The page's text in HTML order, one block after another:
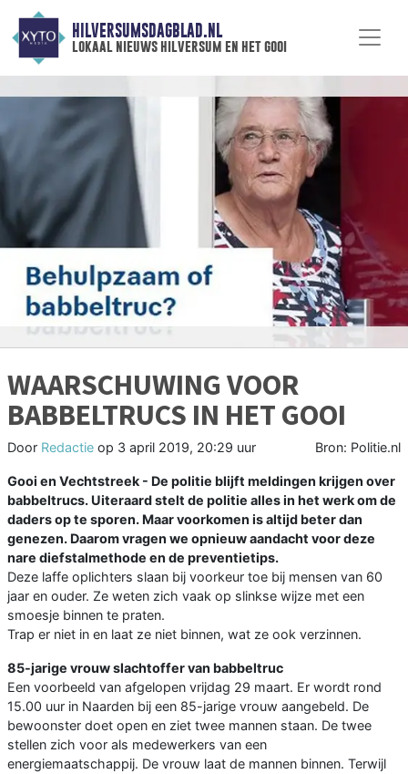
HILVERSUMSDAGBLAD.NL
lokaal nieuws hilversum en het gooi
WAARSCHUWING VOOR
BABBELTRUCS IN HET GOOI
Door Redactie op 3 april 2019, 20:29 uur Bron: Politie.nl
Gooi en Vechtstreek - De politie blijft meldingen krijgen over
babbeltrucs. Uiteraard stelt de politie alles in het werk om de
daders op te sporen. Maar voorkomen is altijd beter dan
genezen. Daarom vragen we opnieuw aandacht voor deze
nare diefstalmethode en de preventietips.
Deze laffe oplichters slaan bij voorkeur toe bij mensen van 60
jaar en ouder. Ze weten zich vaak op slinkse wijze met een
smoesje binnen te praten.
Trap er niet in en laat ze niet binnen, wat ze ook verzinnen.
85-jarige vrouw slachtoffer van babbeltruc
Een voorbeeld van afgelopen vrijdag 29 maart. Er wordt rond
15.00 uur in Naarden bij een 85-jarige vrouw aangebeld. De
bewoonster doet open en ziet twee mannen staan. De twee
stellen zich voor als medewerkers van een
energiemaatschappij. De vrouw laat de mannen binnen. Terwijl